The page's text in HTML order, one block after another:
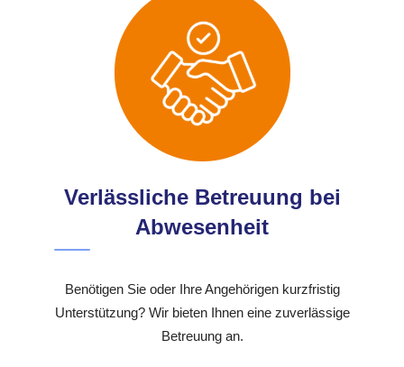
Verlässliche Betreuung bei
Abwesenheit
Benötigen Sie oder Ihre Angehörigen kurzfristig
Unterstützung? Wir bieten Ihnen eine zuverlässige
Betreuung an.